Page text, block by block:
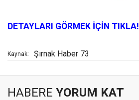
DETAYLARI GÖRMEK İÇİN TIKLA!
Kaynak: Şırnak Haber 73
HABERE YORUM KAT